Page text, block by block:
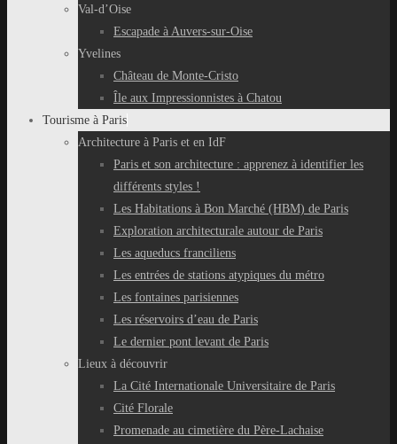
Val-d’Oise
Escapade à Auvers-sur-Oise
Yvelines
Château de Monte-Cristo
Île aux Impressionnistes à Chatou
Tourisme à Paris
Architecture à Paris et en IdF
Paris et son architecture : apprenez à identifier les
différents styles !
Les Habitations à Bon Marché (HBM) de Paris
Exploration architecturale autour de Paris
Les aqueducs franciliens
Les entrées de stations atypiques du métro
Les fontaines parisiennes
Les réservoirs d’eau de Paris
Le dernier pont levant de Paris
Lieux à découvrir
La Cité Internationale Universitaire de Paris
Cité Florale
Promenade au cimetière du Père-Lachaise